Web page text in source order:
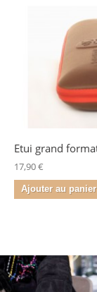
Etui grand
17,90 €
Ajouter au panier